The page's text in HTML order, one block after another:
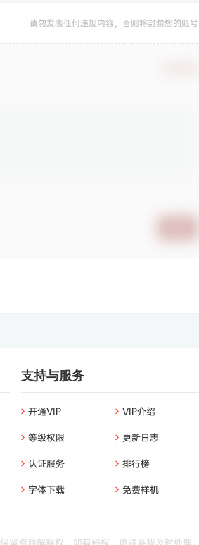
请勿发表任何违规内容，否则将封禁您的账号
支持与服务
开通VIP VIP介绍
等级权限 更新日志
认证服务 排行榜
字体下载 免费样机
保留资源解释权，如有侵权，请联系我及时处理。